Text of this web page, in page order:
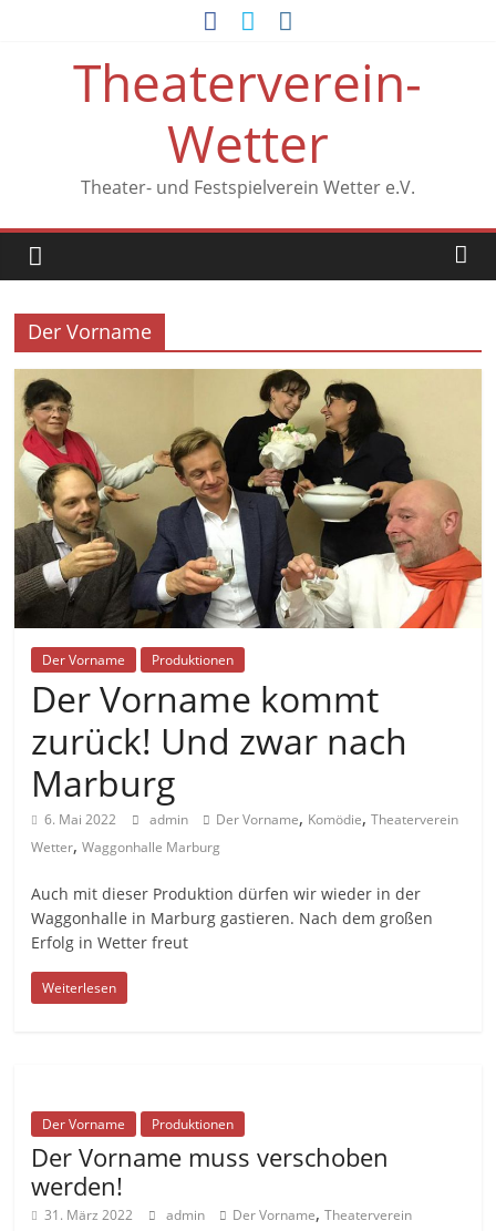
Theaterverein-
Wetter
Theater- und Festspielverein Wetter e.V.
Der Vorname
Der Vorname Produktionen
Der Vorname kommt
zurück! Und zwar nach
Marburg
6. Mai 2022 admin Der Vorname, Komödie,Theaterverein
Wetter,Waggonhalle Marburg
Auch mit dieser Produktion dürfen wir wieder in der
Waggonhalle in Marburg gastieren. Nach dem großen
Erfolg in Wetter freut
Weiterlesen
Der Vorname Produktionen
Der Vorname muss verschoben
werden!
31. März 2022 admin Der Vorname,Theaterverein